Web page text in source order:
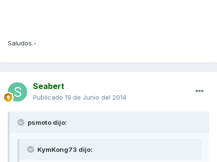
Saludos.-
Seabert
Publicado 19 de Junio del 2014
psmoto dijo:
KymKong73 dijo: